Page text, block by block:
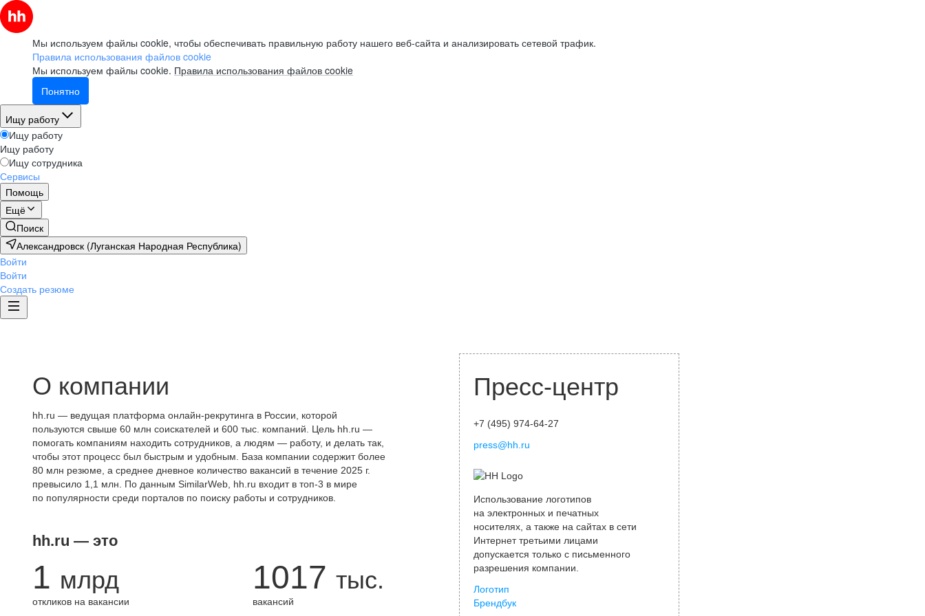
Мы используем файлы cookie, чтобы обеспечивать правильную работу нашего веб-сайта и анализировать сетевой трафик.
Правила использования файлов cookie
Мы используем файлы cookie. Правила использования файлов cookie
Понятно
Ищу работу
Ищу работу
Ищу работу
Ищу сотрудника
Сервисы
Помощь
Ещё
Поиск
Александровск (Луганская Народная Республика)
Войти
Войти
Создать резюме
О компании
hh.ru — ведущая платформа онлайн-рекрутинга в России, которой
пользуются свыше 60 млн соискателей и 600 тыс. компаний. Цель hh.ru —
помогать компаниям находить сотрудников, а людям — работу, и делать так,
чтобы этот процесс был быстрым и удобным. База компании содержит более
80 млн резюме, а среднее дневное количество вакансий в течение 2025 г.
превысило 1,1 млн. По данным SimilarWeb, hh.ru входит в топ-3 в мире
по популярности среди порталов по поиску работы и сотрудников.
hh.ru — это
1 млрд
откликов на вакансии
1017 тыс.
вакансий
Пресс-центр
+7 (495) 974-64-27
press@hh.ru
Использование логотипов
на электронных и печатных
носителях, а также на сайтах в сети
Интернет третьими лицами
допускается только с письменного
разрешения компании.
Логотип
Брендбук